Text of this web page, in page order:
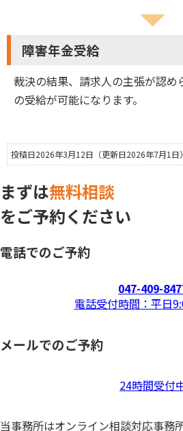
障害年金受給
裁決の結果、請求人の主張が認め
の受給が可能になります。
投稿日2026年3月12日 （更新日2026年7月1日）
まずは無料相談
をご予約ください
電話でのご予約
047-409-
電話受付時間：平日
メールでのご予約
24時間受付
当事務所はオンライン相談対応事務